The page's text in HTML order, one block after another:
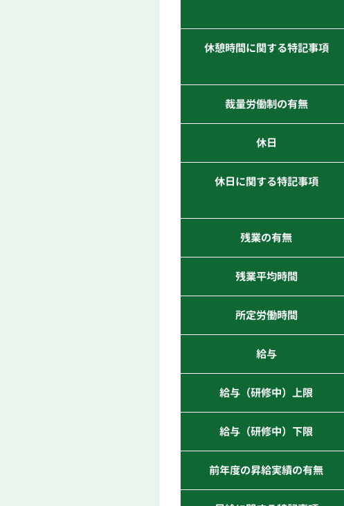
休憩時間に関する特記事項
裁量労働制の有無
休日
休日に関する特記事項
残業の有無
残業平均時間
所定労働時間
給与
給与（研修中）上限
給与（研修中）下限
前年度の昇給実績の有無